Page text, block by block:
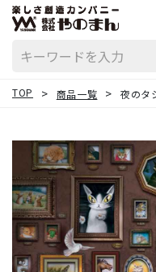
TOP 商品一覧 夜のタ